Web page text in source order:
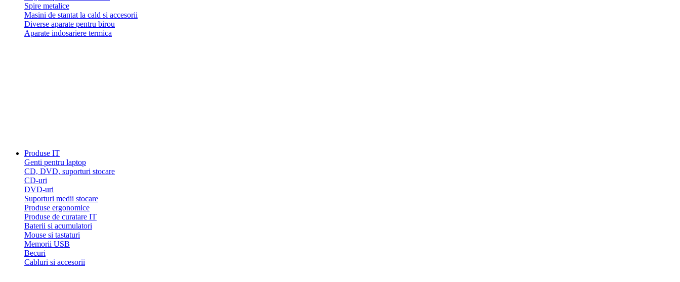
Spire metalice
Masini de stantat la cald si accesorii
Diverse aparate pentru birou
Aparate indosariere termica
Produse IT
Genti pentru laptop
CD, DVD, suporturi stocare
CD-uri
DVD-uri
Suporturi medii stocare
Produse ergonomice
Produse de curatare IT
Baterii si acumulatori
Mouse si tastaturi
Memorii USB
Becuri
Cabluri si accesorii